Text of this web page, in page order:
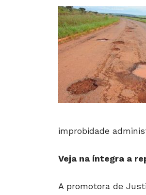
improbidade
Veja na íntegra a
A promotora de